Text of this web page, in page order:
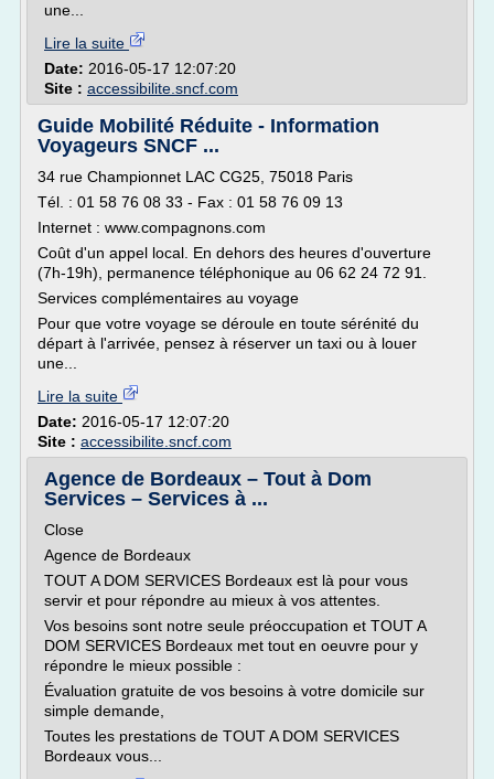
une...
Lire la suite
Date: 2016-05-17 12:07:20
Site : accessibilite.sncf.com
Guide Mobilité Réduite - Information
Voyageurs SNCF ...
34 rue Championnet LAC CG25, 75018 Paris
Tél. : 01 58 76 08 33 - Fax : 01 58 76 09 13
Internet : www.compagnons.com
Coût d'un appel local. En dehors des heures d'ouverture
(7h-19h), permanence téléphonique au 06 62 24 72 91.
Services complémentaires au voyage
Pour que votre voyage se déroule en toute sérénité du
départ à l'arrivée, pensez à réserver un taxi ou à louer
une...
Lire la suite
Date: 2016-05-17 12:07:20
Site : accessibilite.sncf.com
Agence de Bordeaux – Tout à Dom
Services – Services à ...
Close
Agence de Bordeaux
TOUT A DOM SERVICES Bordeaux est là pour vous
servir et pour répondre au mieux à vos attentes.
Vos besoins sont notre seule préoccupation et TOUT A
DOM SERVICES Bordeaux met tout en oeuvre pour y
répondre le mieux possible :
Évaluation gratuite de vos besoins à votre domicile sur
simple demande,
Toutes les prestations de TOUT A DOM SERVICES
Bordeaux vous...